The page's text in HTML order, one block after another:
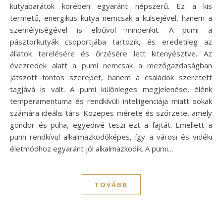
kutyabarátok körében egyaránt népszerű. Ez a kis
termetű, energikus kutya nemcsak a külsejével, hanem a
személyiségével is elbűvöl mindenkit. A pumi a
pásztorkutyák csoportjába tartozik, és eredetileg az
állatok terelésére és őrzésére lett kitenyésztve. Az
évezredek alatt a pumi nemcsak a mezőgazdaságban
játszott fontos szerepet, hanem a családok szeretett
tagjává is vált. A pumi különleges megjelenése, élénk
temperamentuma és rendkívüli intelligenciája miatt sokak
számára ideális társ. Közepes mérete és szőrzete, amely
göndör és puha, egyedivé teszi ezt a fajtát. Emellett a
pumi rendkívül alkalmazkodóképes, így a városi és vidéki
életmódhoz egyaránt jól alkalmazkodik. A pumi…
TOVÁBB